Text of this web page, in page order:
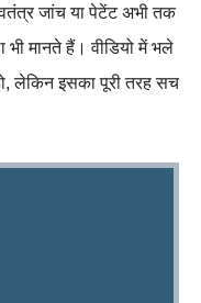
जांच या पेटेंट अभी तक
मानते हैं। वीडियो में भले
लेकिन इसका पूरी तरह सच